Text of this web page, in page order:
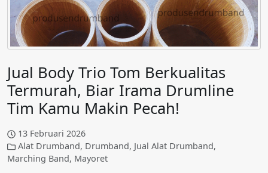
Jual Body Trio Tom Berkualitas
Termurah, Biar Irama Drumline
Tim Kamu Makin Pecah!
13 Februari 2026
Alat Drumband, Drumband, Jual Alat Drumband,
Marching Band, Mayoret